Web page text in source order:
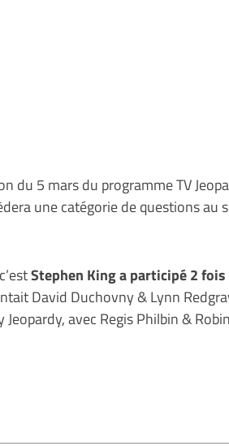
du 5 mars du programme TV
une catégorie de questions au
Stephen King a participé 2 fois
David Duchovny & Lynn
avec Regis Philbin &